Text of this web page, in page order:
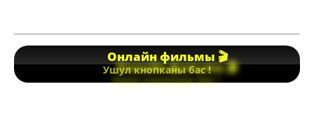
Онлайн фильмы 🎬
Ушул кнопканы бас !